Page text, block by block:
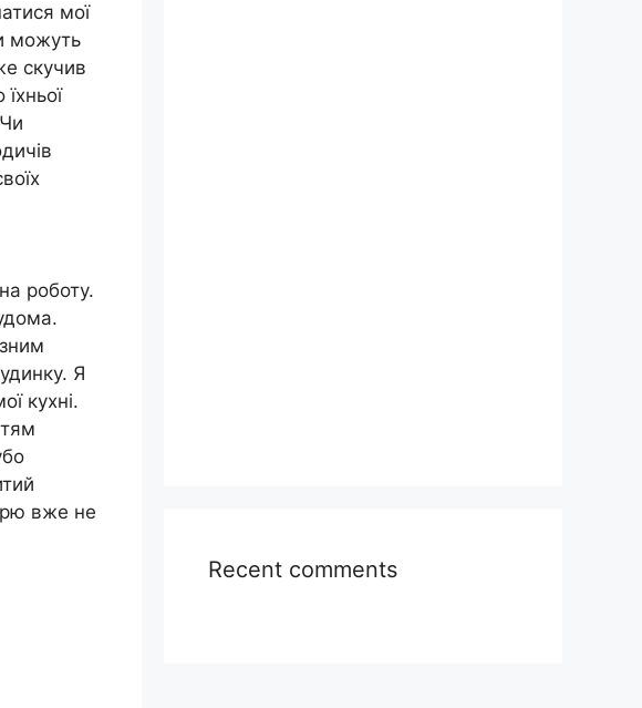
мої
можуть
скучив
роботу.
Я
кухні.
вже не
Recent comments